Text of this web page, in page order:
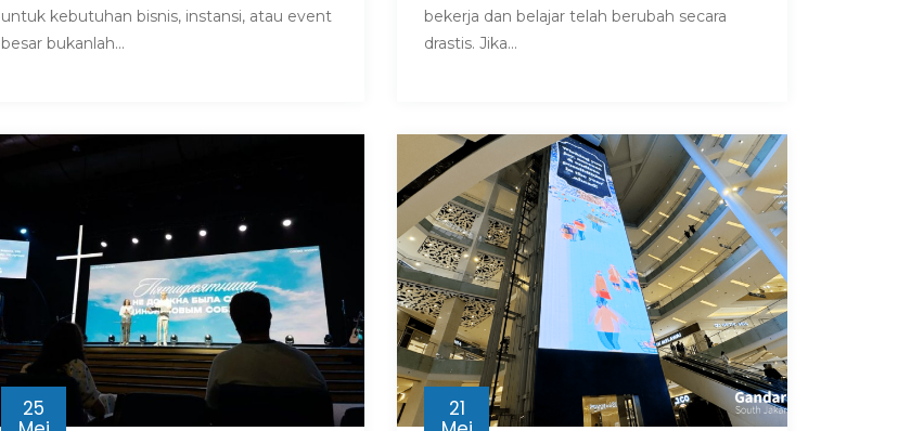
untuk kebutuhan bisnis, instansi, atau event
besar bukanlah...
bekerja dan belajar telah berubah secara
drastis. Jika...
25 21